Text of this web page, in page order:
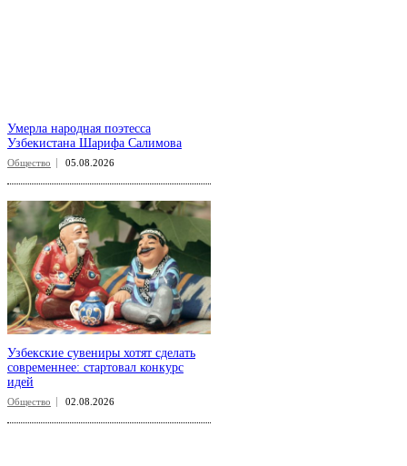
Умерла народная поэтесса
Узбекистана Шарифа Салимова
Общество 05.08.2026
Узбекские сувениры хотят сделать
современнее: стартовал конкурс
идей
Общество 02.08.2026